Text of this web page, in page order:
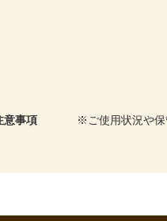
意事項 ご使用状況や